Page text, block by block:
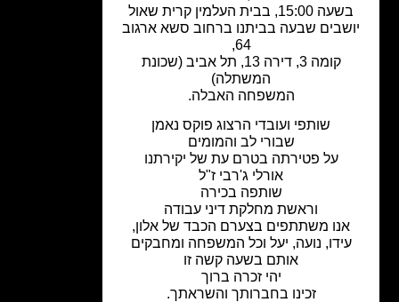
שבעה בביתנו ברחוב סשא ארגוב
קומה 3, דירה 13, תל אביב (שכונת
המשתלה)
המשפחה האבלה.
שותפי ועובדי הרצוג פוקס נאמן
שבורי לב והמומים
על פטירתה בטרם עת של יקירתנו
אורלי ג'רבי ז"ל
שותפה בכירה
וראשת מחלקת דיני עבודה
אנו משתתפים בצערם הכבד של אלון,
עידו, נועה, יעל וכל המשפחה ומחבקים
אותם בשעה קשה זו
יהי זכרה ברוך
זכינו בחברותך והשראתך.